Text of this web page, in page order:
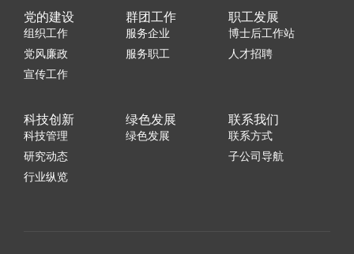
党的建设
组织工作
党风廉政
宣传工作
群团工作
服务企业
服务职工
职工发展
博士后工作站
人才招聘
科技创新
科技管理
研究动态
行业纵览
绿色发展
绿色发展
联系我们
联系方式
子公司导航